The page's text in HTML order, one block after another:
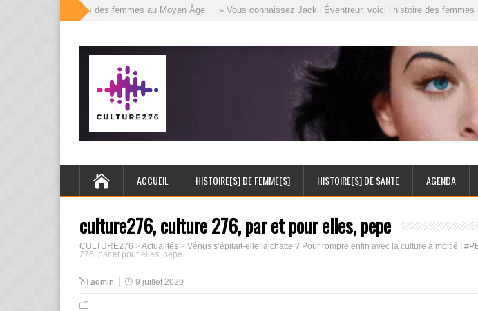
» Les mille visages des femmes au Moyen Âge » Vous connaissez Jack l’Éventreur, voici l’histoire des femmes
ACCUEIL HISTOIRE[S] DE FEMME[S] HISTOIRE[S] DE SANTE AGENDA
culture276, culture 276, par et pour elles, pepe
CULTURE276 >Actualités > Vénus s’épilait-elle la chatte ? Pour rompre enfin avec la culture à moitié !
276, par et pour elles, pepe
admin 9 juillet 2020